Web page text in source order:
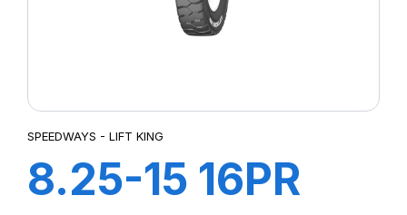
SPEEDWAYS - LIFT KING
8.25-15 16PR